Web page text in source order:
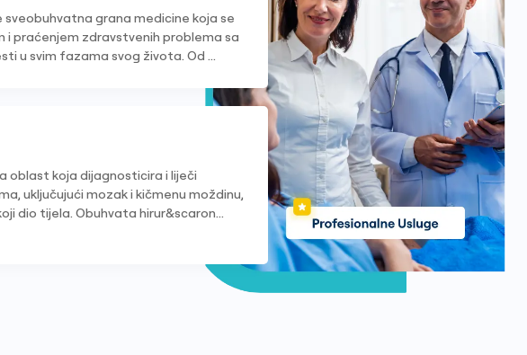
sveobuhvatna grana medicine koja se
i praćenjem zdravstvenih problema sa
u svim fazama svog života. Od ...
oblast koja dijagnosticira i liječi
uključujući mozak i kičmenu moždinu,
dio tijela. Obuhvata hirur&scaron...